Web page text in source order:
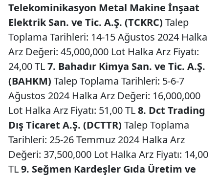
Telekominikasyon Metal Makine İnşaat
Elektrik San. ve Tic. A.Ş. (TCKRC) Talep
Toplama Tarihleri: 14-15 Ağustos 2024 Halka
Arz Değeri: 45,000,000 Lot Halka Arz Fiyatı:
24,00 TL7. Bahadır Kimya San. ve Tic. A.Ş.
(BAHKM) Talep Toplama Tarihleri: 5-6-7
Ağustos 2024 Halka Arz Değeri: 16,000,000
Lot Halka Arz Fiyatı: 51,00 TL8. Dct Trading
Dış Ticaret A.Ş. (DCTTR) Talep Toplama
Tarihleri: 25-26 Temmuz 2024 Halka Arz
Değeri: 37,500,000 Lot Halka Arz Fiyatı: 14,00
TL9. Seğmen Kardeşler Gıda Üretim ve